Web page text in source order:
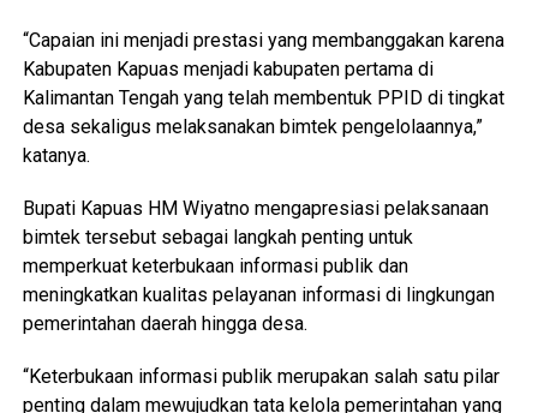
“Capaian ini menjadi prestasi yang membanggakan karena
Kabupaten Kapuas menjadi kabupaten pertama di
Kalimantan Tengah yang telah membentuk PPID di tingkat
desa sekaligus melaksanakan bimtek pengelolaannya,”
katanya.
Bupati Kapuas HM Wiyatno mengapresiasi pelaksanaan
bimtek tersebut sebagai langkah penting untuk
memperkuat keterbukaan informasi publik dan
meningkatkan kualitas pelayanan informasi di lingkungan
pemerintahan daerah hingga desa.
“Keterbukaan informasi publik merupakan salah satu pilar
penting dalam mewujudkan tata kelola pemerintahan yang